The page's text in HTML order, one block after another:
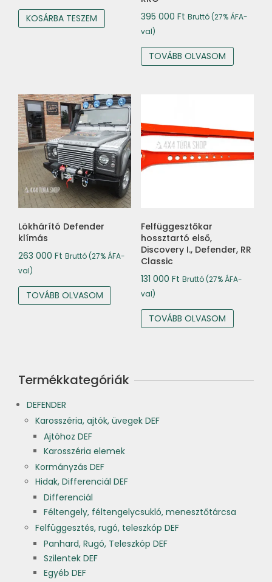
KOSÁRBA TESZEM
395 000 Ft Bruttó (27% ÁFA-
val)
TOVÁBB OLVASOM
Lökhárító Defender
klímás
263 000 Ft Bruttó (27% ÁFA-
val)
TOVÁBB OLVASOM
Felfüggesztőkar
hossztartó első,
Discovery I., Defender, RR
Classic
131 000 Ft Bruttó (27% ÁFA-
val)
TOVÁBB OLVASOM
Termékkategóriák
DEFENDER
Karosszéria, ajtók, üvegek DEF
Ajtóhoz DEF
Karosszéria elemek
Kormányzás DEF
Hidak, Differenciál DEF
Differenciál
Féltengely, féltengelycsukló, menesztőtárcsa
Felfüggesztés, rugó, teleszkóp DEF
Panhard, Rugó, Teleszkóp DEF
Szilentek DEF
Egyéb DEF